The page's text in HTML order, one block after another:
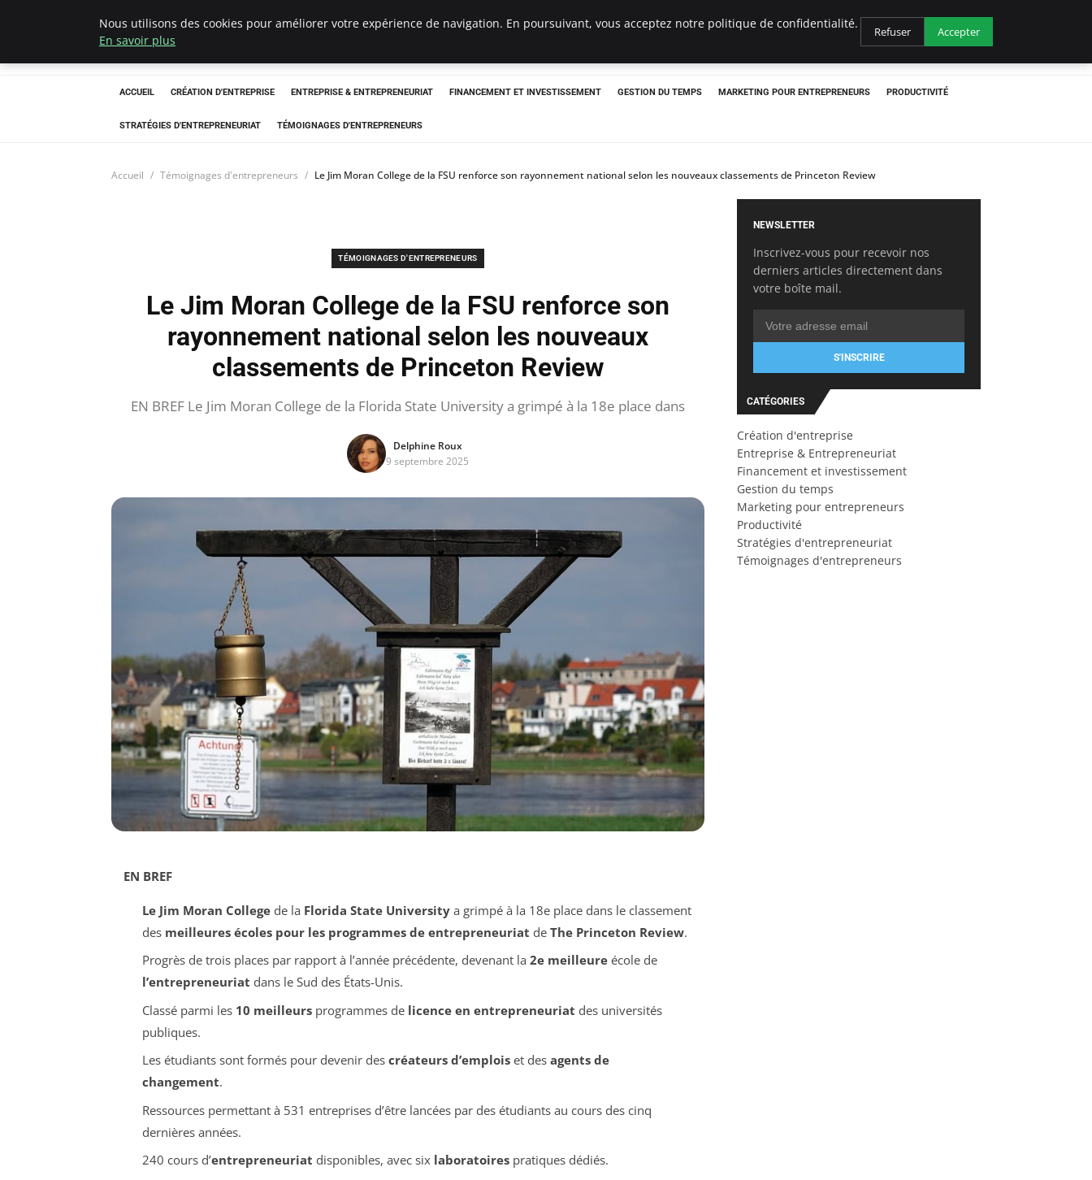
LECFCM
ACCUEIL CRÉATION D'ENTREPRISE ENTREPRISE & ENTREPRENEURIAT FINANCEMENT ET INVESTISSEMENT GESTION DU TEMPS MARKETING POUR ENTREPRENEURS PRODUCTIVITÉ
STRATÉGIES D'ENTREPRENEURIAT TÉMOIGNAGES D'ENTREPRENEURS
Accueil Témoignages d'entrepreneurs Le Jim Moran College de la FSU renforce son rayonnement national selon les nouveaux classements de Princeton Review
TÉMOIGNAGES D'ENTREPRENEURS
Le Jim Moran College de la FSU renforce son
rayonnement national selon les nouveaux
classements de Princeton Review
EN BREF Le Jim Moran College de la Florida State University a grimpé à la 18e place dans
Delphine Roux
9 septembre 2025
EN BREF
Le Jim Moran Collegede la Florida State Universitya grimpé à la 18e place dans le classement
des meilleures écoles pour les programmes de entrepreneuriat de The Princeton Review.
Progrès de trois places par rapport à l’année précédente, devenant la 2e meilleureécole de
l’entrepreneuriat dans le Sud des États-Unis.
Classé parmi les 10 meilleursprogrammes de licence en entrepreneuriat des universités
publiques.
Les étudiants sont formés pour devenir des créateurs d’emploiset des agents de
changement.
Ressources permettant à 531 entreprises d’être lancées par des étudiants au cours des cinq
dernières années.
240 cours d’entrepreneuriat disponibles, avec six laboratoirespratiques dédiés.
NEWSLETTER
Inscrivez-vous pour recevoir nos
derniers articles directement dans
votre boîte mail.
S'INSCRIRE
CATÉGORIES
Création d'entreprise
Entreprise & Entrepreneuriat
Financement et investissement
Gestion du temps
Marketing pour entrepreneurs
Productivité
Stratégies d'entrepreneuriat
Témoignages d'entrepreneurs
Nous utilisons des cookies pour améliorer votre expérience de navigation. En poursuivant, vous acceptez notre politique de confidentialité.
En savoir plus
Refuser Accepter